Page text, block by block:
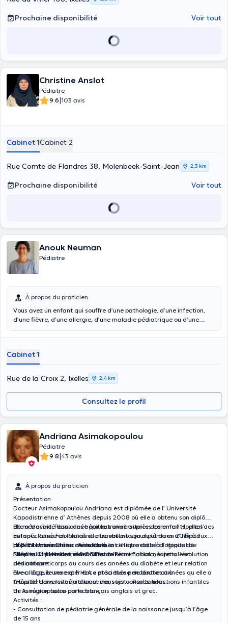
Prochaine disponibilité Voir tout
Christine Anslot
Pédiatre
9.6|103 avis
Cabinet 1Cabinet 2
Rue Comte de Flandres 38, Molenbeek-Saint-Jean 2,3 km
Prochaine disponibilité Voir tout
Anouk Neuman
Pédiatre
À propos du praticien
Vous avez un enfant qui souffre d’une pathologie, d’une infection,
d’une fièvre, d’une allergie, d’une maladie pédiatrique ou d’une
cabinet privé sis à Ixelles à la rue de la Croix 2 ou en ligne par appel
18h30, en plus des urgences en cas de nécessité. Pour toute
urgence, veuillez la contacter par téléphone.
Cabinet 1
Rue de la Croix 2, Ixelles 2,4 km
Consultez le profil
Andriana Asimakopoulou
Pédiatre
9.8|43 avis
À propos du praticien
Présentation
Docteur Asimakopoulou Andriana est diplômée de l’ Université
Kapodistrienne d’ Athènes depuis 2008 où elle a obtenu son diplôme
de médecine. Passionnée par le travail auprès des enfants, elle s’
est spécialisée en Pediatrie et a obtenu son diplôme en 2014 à l’
ULB. Elle a réalisé sa mémoireàla clinique diabétologique de
l’Hôpital Universitaire des Enfants Reine Fabiola, sujet « L’évolution
des autoanticorps au cours des années du diabète et leur relation
avec l’âge, le sexe et l’ HLA » et sa thèse de doctorat à
l’Hôpital Universitaire d’Ioannina, sujet « Rares infections infantiles
de la région facio-cervicale»
Elle a travaillé dans des hôpitaux universitaires comme l’ Hopital des
Enfants Reine Fabiola où elle travaille toujours et dans d’ hôpitaux
privés comme Chirec. Actuellement elle travaille à l’ Hopital de
Nivelles CHU Helora, à l’ ONE et a l’
Hôpital Universitaire de enfants.
Elle a suivi plein des séminaires de réanimation néonatale et
pédiatrique.
Elle a acquis une expérience précieuse pendant les années qu elle a
travaillé dans les hôpitaux et dans les consultations.
Dr Asimakopoulou parle français anglais et grec.
Activités :
- Consultation de pédiatrie générale de la naissance jusqu’à l’âge
de 15 ans